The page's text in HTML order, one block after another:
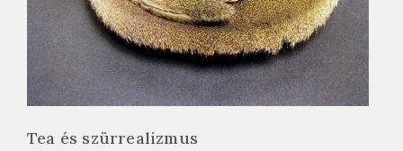
Tea és szürrealizmus